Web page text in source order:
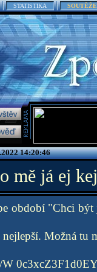
STATISTIKA SOUTĚŽE
14:20:46
mě já ej
období "Chci
Možná tu
W